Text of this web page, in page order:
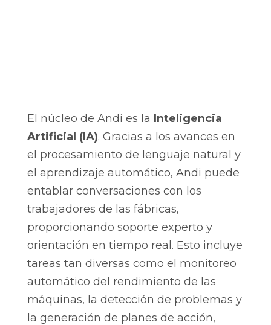
El núcleo de Andi es la Inteligencia
Artificial (IA). Gracias a los avances en
el procesamiento de lenguaje natural y
el aprendizaje automático, Andi puede
entablar conversaciones con los
trabajadores de las fábricas,
proporcionando soporte experto y
orientación en tiempo real. Esto incluye
tareas tan diversas como el monitoreo
automático del rendimiento de las
máquinas, la detección de problemas y
la generación de planes de acción,